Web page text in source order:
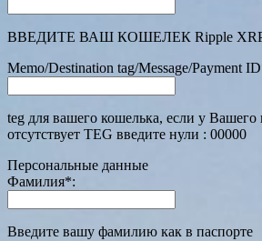
ВВЕДИТЕ ВАШ КОШЕЛЕК Ripple
Memo/Destination tag/Message/Payment ID
teg для вашего кошелька, если у Вашего
отсутствует TEG введите нули : 00000
Персональные данные
Фамилия*:
Введите вашу фамилию как в паспорте